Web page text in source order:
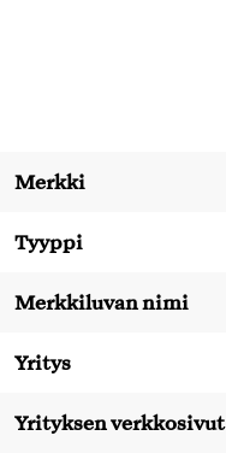
Merkki
Tyyppi
Merkkiluvan nimi
Yritys
Yrityksen verkkosivut